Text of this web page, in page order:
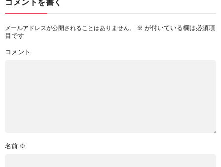
メールアドレスが公開されることはありません。 ※ が付いている欄は必須項
目です
コメント
名前 ※